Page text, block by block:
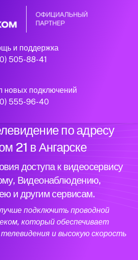
и поддержка
505-88-41
новых подключений
555-96-40
Ростелеком
интернет и
по адресу
21 в Ангарске
доступа к видеосервису
Видеонаблюдению,
и другим сервисам.
подключить проводной
который обеспечивает
и высокую скорость